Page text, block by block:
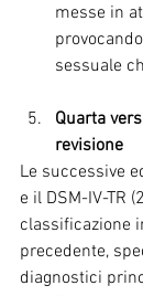
messe in
sessuale
Quarta
revisione
Le successive
e il DSM-IV-TR
classificazione
precedente,
diagnostici